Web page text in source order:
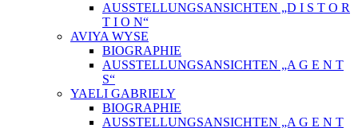
AUSSTELLUNGSANSICHTEN „D I S T O R
T I O N“
AVIYA WYSE
BIOGRAPHIE
AUSSTELLUNGSANSICHTEN „A G E N T
S“
YAELI GABRIELY
BIOGRAPHIE
AUSSTELLUNGSANSICHTEN „A G E N T